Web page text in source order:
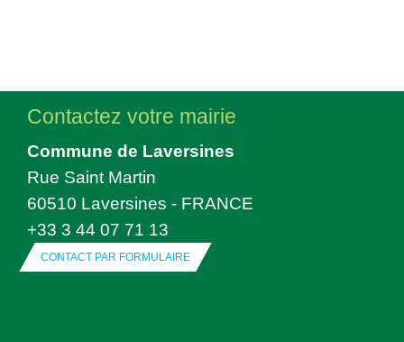
Contactez votre mairie
Commune de Laversines
Rue Saint Martin
60510 Laversines - FRANCE
+33 3 44 07 71 13
CONTACT PAR FORMULAIRE